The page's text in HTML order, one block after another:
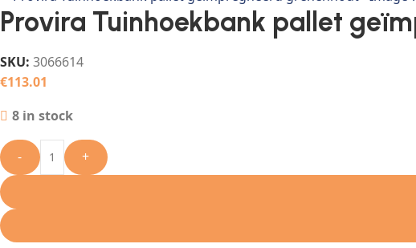
Provira Tuinhoekbank pallet
SKU: 3066614
€113.01
8 in stock
- +